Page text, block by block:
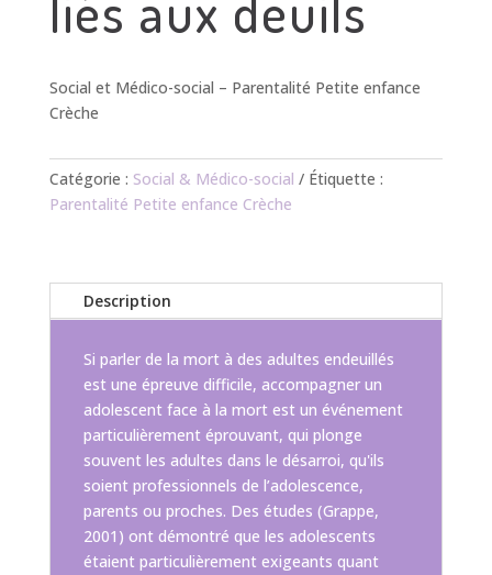
Social et Médico-social – Parentalité Petite enfance
Crèche
Catégorie : Social & Médico-social
Étiquette :
Parentalité Petite enfance Crèche
Description
Si parler de la mort à des adultes endeuillés
est une épreuve difficile, accompagner un
adolescent face à la mort est un événement
particulièrement éprouvant, qui plonge
souvent les adultes dans le désarroi, qu'ils
soient professionnels de l’adolescence,
parents ou proches. Des études (Grappe,
2001) ont démontré que les adolescents
étaient particulièrement exigeants quant